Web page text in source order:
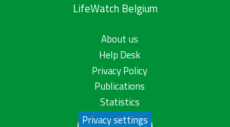
LifeWatch Belgium
About us
Help Desk
Privacy Policy
Publications
Statistics
Privacy settings